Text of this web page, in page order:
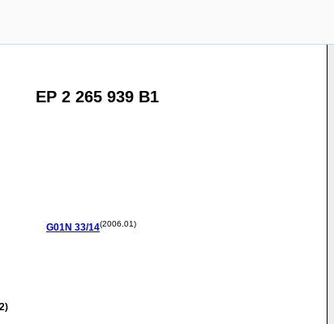
EP 2 265 939 B1
G01N 33/14(2006.01)